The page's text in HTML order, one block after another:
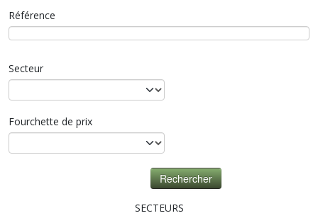
Référence
Secteur
Fourchette de prix
SECTEURS